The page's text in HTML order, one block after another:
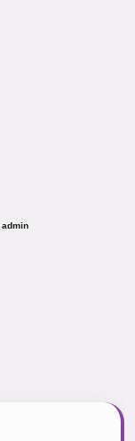
admin